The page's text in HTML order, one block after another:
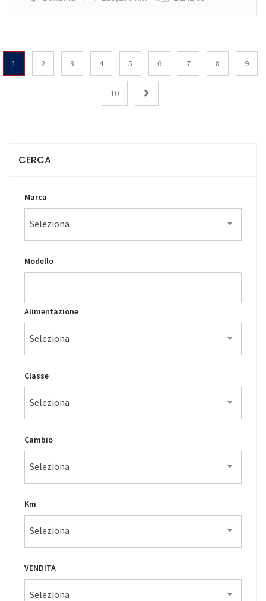
1 2 3 4 5 6 7 8 9
10
CERCA
Marca
Seleziona
Modello
Alimentazione
Seleziona
Classe
Seleziona
Cambio
Seleziona
Km
Seleziona
VENDITA
Seleziona